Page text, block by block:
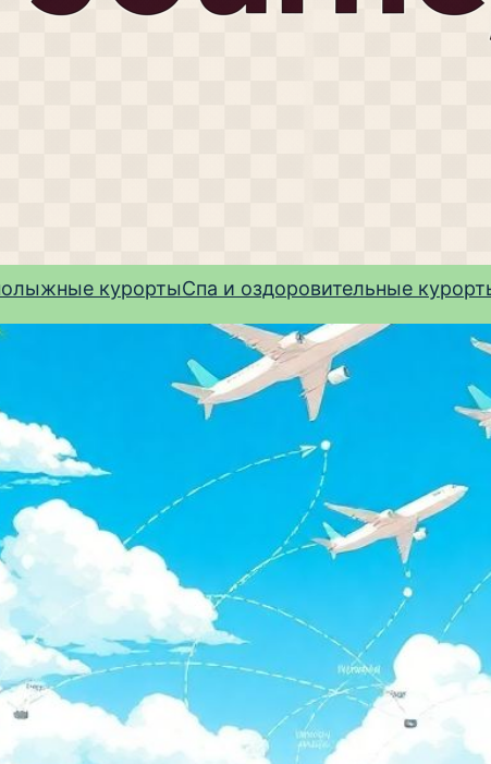
курортыСпа и оздоровительные